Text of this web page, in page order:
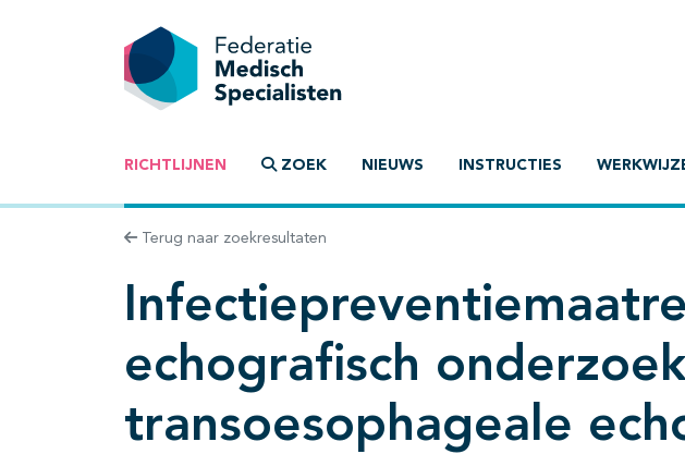
RICHTLIJNEN ZOEK NIEUWS INSTRUCTIES
Terug naar zoekresultaten
echografisch
transoesophageale